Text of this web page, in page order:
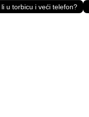
li u torbicu i veći telefon?